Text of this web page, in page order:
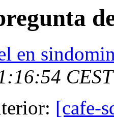
en
[cafe-